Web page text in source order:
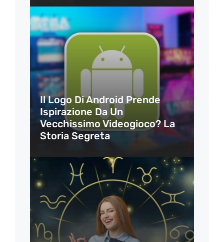
Il Logo Di Android Prende
Ispirazione Da Un
Vecchissimo Videogioco? La
Storia Segreta